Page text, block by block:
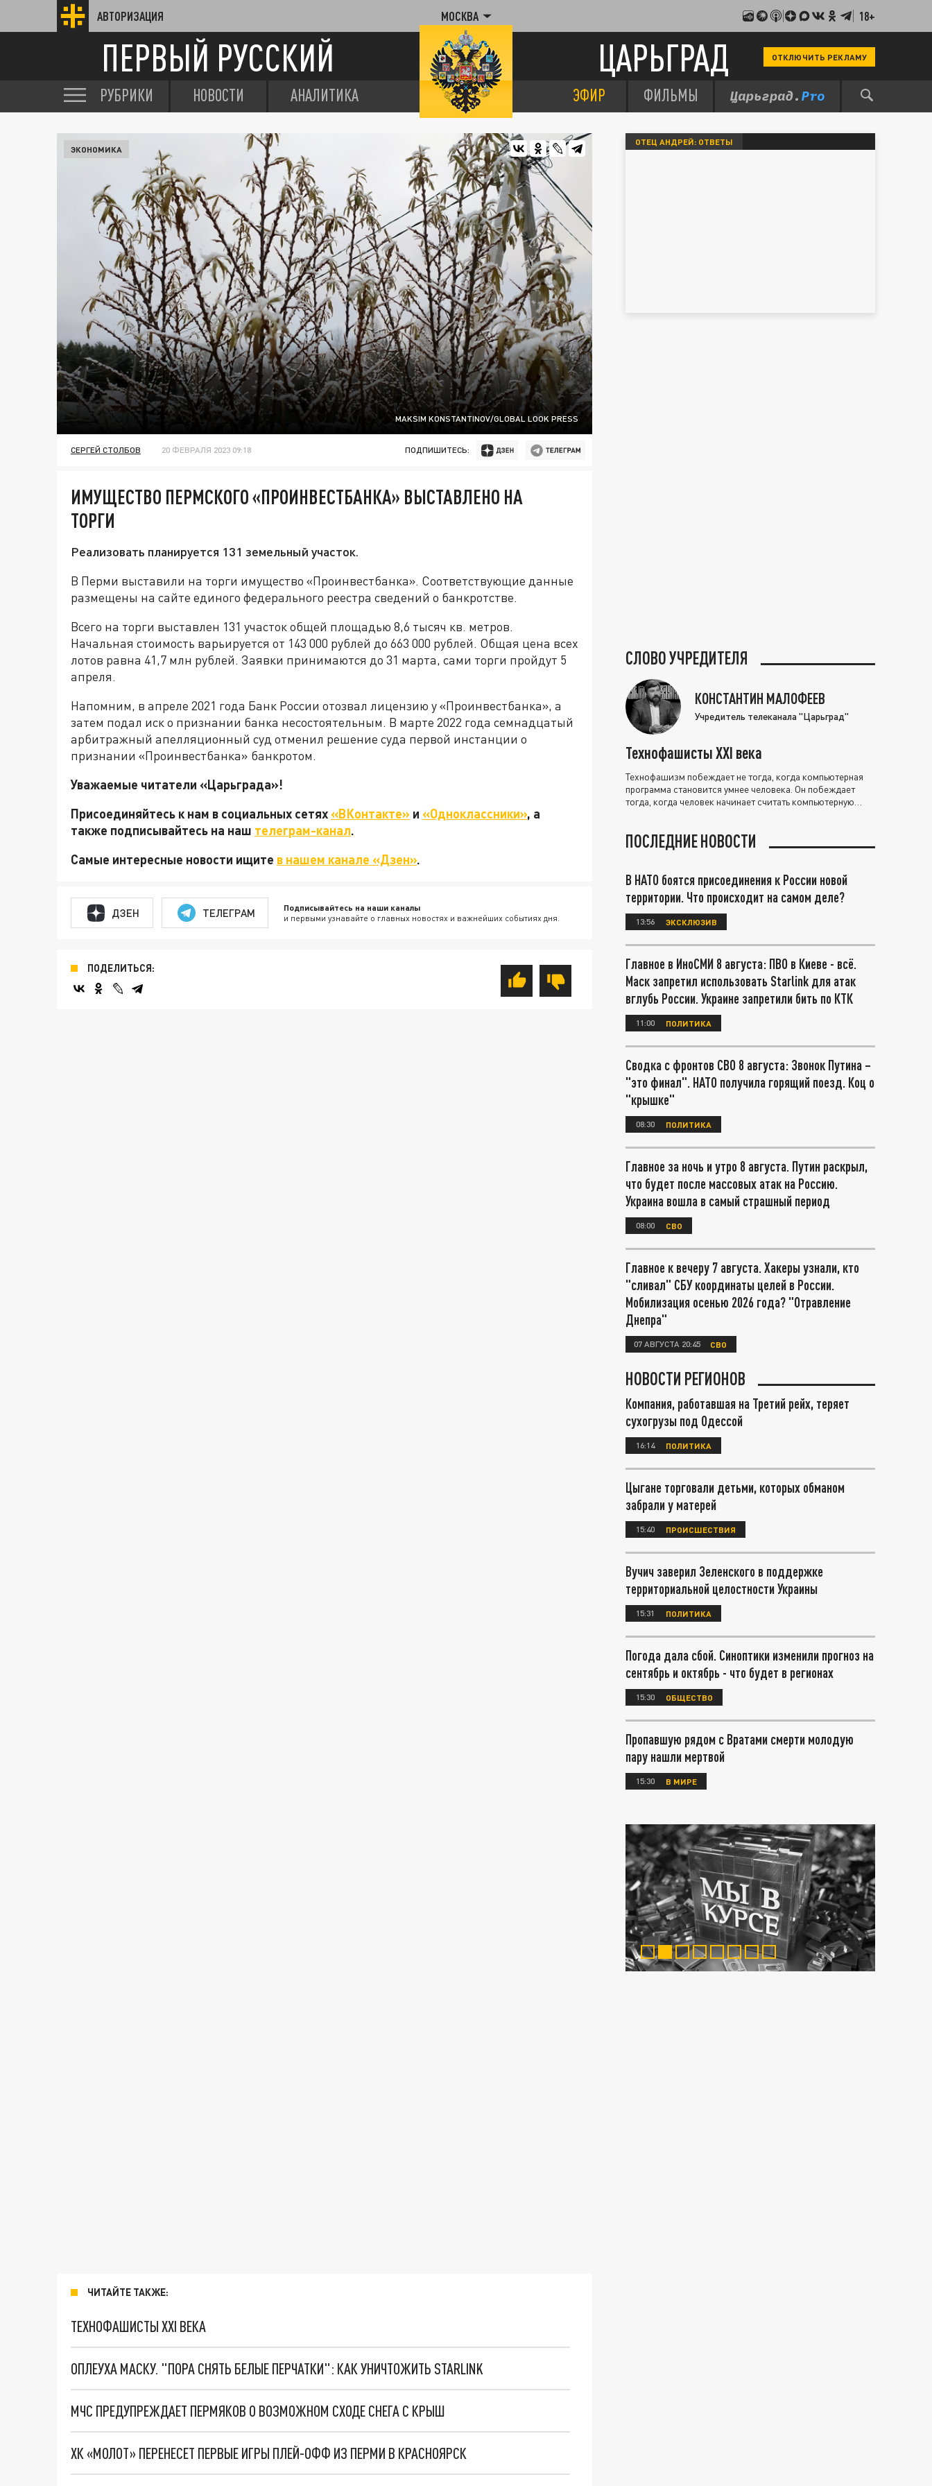
АВТОРИЗАЦИЯ МОСКВА 18+
ПЕРВЫЙ РУССКИЙ ЦАРЬГРАД ОТКЛЮЧИТЬ РЕКЛАМУ
РУБРИКИ НОВОСТИ АНАЛИТИКА ЭФИР ФИЛЬМЫ
MAKSIM KONSTANTINOV/GLOBAL LOOK PRESS
ЭКОНОМИКА
СЕРГЕЙ СТОЛБОВ 20 ФЕВРАЛЯ 2023 09:18 ПОДПИШИТЕСЬ:
ИМУЩЕСТВО ПЕРМСКОГО «ПРОИНВЕСТБАНКА» ВЫСТАВЛЕНО НА
ТОРГИ
Реализовать планируется 131 земельный участок.
В Перми выставили на торги имущество «Проинвестбанка». Соответствующие данные
размещены на сайте единого федерального реестра сведений о банкротстве.
Всего на торги выставлен 131 участок общей площадью 8,6 тысяч кв. метров.
Начальная стоимость варьируется от 143 000 рублей до 663 000 рублей. Общая цена всех
лотов равна 41,7 млн рублей. Заявки принимаются до 31 марта, сами торги пройдут 5
апреля.
Напомним, в апреле 2021 года Банк России отозвал лицензию у «Проинвестбанка», а
затем подал иск о признании банка несостоятельным. В марте 2022 года семнадцатый
арбитражный апелляционный суд отменил решение суда первой инстанции о
признании «Проинвестбанка» банкротом.
Уважаемые читатели «Царьграда»!
Присоединяйтесь к нам в социальных сетях«ВКонтакте» и «Одноклассники», а
также подписывайтесь на наш телеграм-канал.
Самые интересные новости ищите в нашем канале «Дзен».
ДЗЕН ТЕЛЕГРАМ Подписывайтесь на наши каналы
и первыми узнавайте о главных новостях и важнейших событиях дня.
ПОДЕЛИТЬСЯ:
ЧИТАЙТЕ ТАКЖЕ:
ТЕХНОФАШИСТЫ XXI ВЕКА
ОПЛЕУХА МАСКУ. "ПОРА СНЯТЬ БЕЛЫЕ ПЕРЧАТКИ": КАК УНИЧТОЖИТЬ STARLINK
МЧС ПРЕДУПРЕЖДАЕТ ПЕРМЯКОВ О ВОЗМОЖНОМ СХОДЕ СНЕГА С КРЫШ
ХК «МОЛОТ» ПЕРЕНЕСЕТ ПЕРВЫЕ ИГРЫ ПЛЕЙ-ОФФ ИЗ ПЕРМИ В КРАСНОЯРСК
ОТЕЦ АНДРЕЙ: ОТВЕТЫ
СЛОВО УЧРЕДИТЕЛЯ
КОНСТАНТИН МАЛОФЕЕВ
Учредитель телеканала "Царьград"
Технофашисты XXI века
Технофашизм побеждает не тогда, когда компьютерная
программа становится умнее человека. Он побеждает
тогда, когда человек начинает считать компьютерную
ПОСЛЕДНИЕ НОВОСТИ
В НАТО боятся присоединения к России новой
территории. Что происходит на самом деле?
13:56 ЭКСКЛЮЗИВ
Главное в ИноСМИ 8 августа: ПВО в Киеве - всё.
Маск запретил использовать Starlink для атак
вглубь России. Украине запретили бить по КТК
11:00 ПОЛИТИКА
Сводка с фронтов СВО 8 августа: Звонок Путина –
"это финал". НАТО получила горящий поезд. Коц о
"крышке"
08:30 ПОЛИТИКА
Главное за ночь и утро 8 августа. Путин раскрыл,
что будет после массовых атак на Россию.
Украина вошла в самый страшный период
08:00 СВО
Главное к вечеру 7 августа. Хакеры узнали, кто
"сливал" СБУ координаты целей в России.
Мобилизация осенью 2026 года? "Отравление
Днепра"
07 АВГУСТА 20:45 СВО
НОВОСТИ РЕГИОНОВ
Компания, работавшая на Третий рейх, теряет
сухогрузы под Одессой
16:14 ПОЛИТИКА
Цыгане торговали детьми, которых обманом
забрали у матерей
15:40 ПРОИСШЕСТВИЯ
Вучич заверил Зеленского в поддержке
территориальной целостности Украины
15:31 ПОЛИТИКА
Погода дала сбой. Синоптики изменили прогноз на
сентябрь и октябрь - что будет в регионах
15:30 ОБЩЕСТВО
Пропавшую рядом с Вратами смерти молодую
пару нашли мертвой
15:30 В МИРЕ